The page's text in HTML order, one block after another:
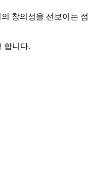
창의성을 선보이는
합니다.